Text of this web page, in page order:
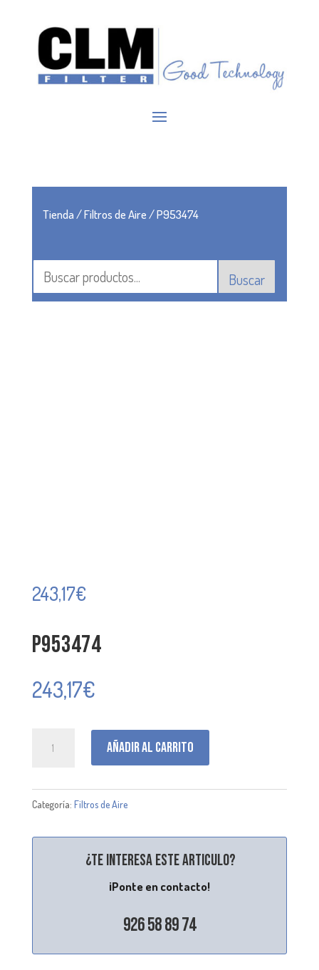
Tienda/Filtros de Aire/ P953474
Buscar
243,17€
P953474
243,17€
Añadir al carrito
Categoría: Filtros de Aire
¿Te interesa este articulo?
¡Ponte en contacto!
926 58 89 74